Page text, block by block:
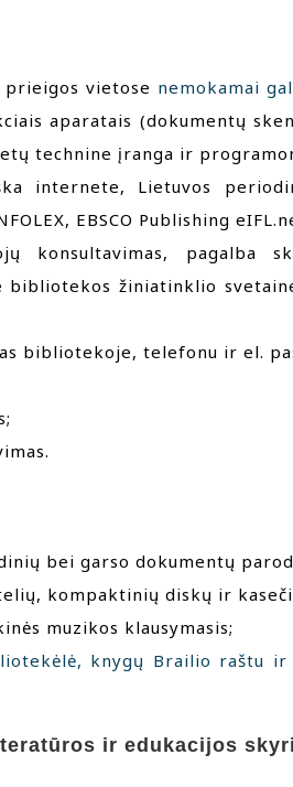
vietose nemokamai
aparatais (dokumentų
technine įranga ir
internete, Lietuvos
EBSCO Publishing
konsultavimas, pagalba
bibliotekos žiniatinklio
bibliotekoje, telefonu ir el.
bei garso dokumentų
kompaktinių diskų ir
muzikos klausymasis;
knygų Brailio raštu
ir edukacijos